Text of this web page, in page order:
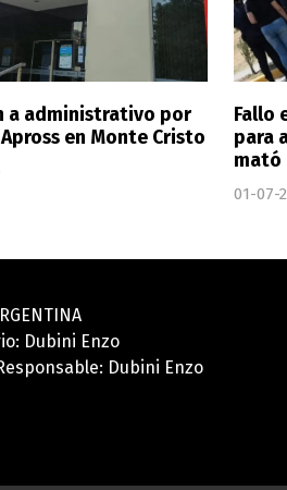
a administrativo por
en Monte Cristo
Fallo
para
mató
01-07-
Dubini Enzo
Dubini Enzo